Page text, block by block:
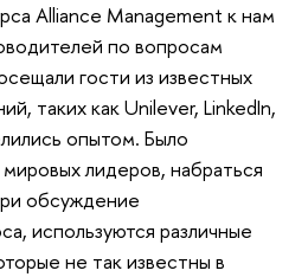
Alliance Management к нам
по вопросам
гости из известных
таких как Unilever, LinkedIn,
опытом. Было
лидеров, набраться
обсуждение
используются различные
не так известны в